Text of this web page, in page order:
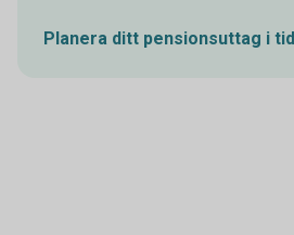
Planera ditt pensionsuttag i tid